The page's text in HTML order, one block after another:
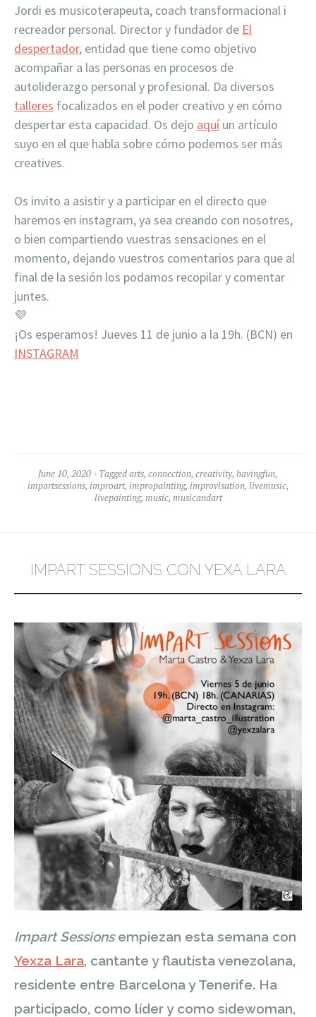
Jordi es musicoterapeuta, coach transformacional i
recreador personal. Director y fundador de El
despertador, entidad que tiene como objetivo
acompañar a las personas en procesos de
autoliderazgo personal y profesional. Da diversos
talleres focalizados en el poder creativo y en cómo
despertar esta capacidad. Os dejo aquíun artículo
suyo en el que habla sobre cómo podemos ser más
creatives.
Os invito a asistir y a participar en el directo que
haremos en instagram, ya sea creando con nosotres,
o bien compartiendo vuestras sensaciones en el
momento, dejando vuestros comentarios para que al
final de la sesión los podamos recopilar y comentar
juntes.
💜
¡Os esperamos! Jueves 11 de junio a la 19h. (BCN) en
INSTAGRAM
June 10, 2020 Taggedarts, connection, creativity, havingfun,
impartsessions, improart, impropainting, improvisation, livemusic,
livepainting, music, musicandart
IMPART SESSIONS CON YEXA LARA
Impart Sessionsempiezan esta semana con
Yexza Lara, cantante y flautista venezolana,
residente entre Barcelona y Tenerife. Ha
participado, como líder y como sidewoman,